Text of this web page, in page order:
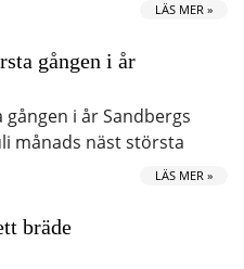
LÄS MER »
gången i år
i år Sandbergs
månads näst största
LÄS MER »
bräde